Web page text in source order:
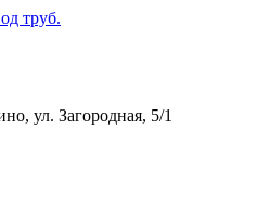
ул. Загородная, 5/1